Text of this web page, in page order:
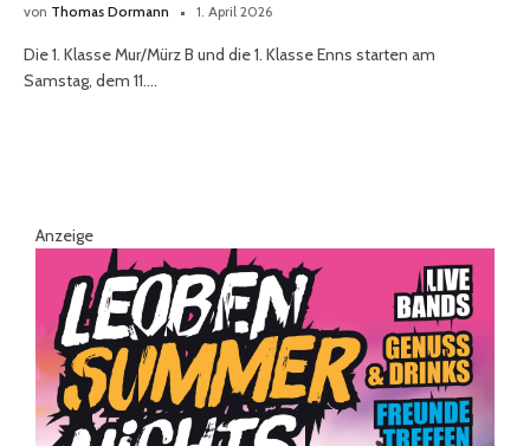
von Thomas Dormann 1. April 2026
Die 1. Klasse Mur/Mürz B und die 1. Klasse Enns starten am
Samstag, dem 11.…
Anzeige